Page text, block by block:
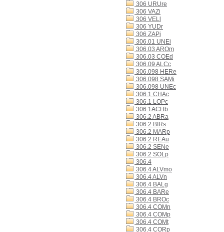
306 URUre
306 VAZi
306 VELl
306 YUDr
306 ZAPi
306.01 UNEi
306.03 AROm
306.03 COEd
306.09 ALCc
306.098 HERe
306.098 SAMi
306.098 UNEc
306.1 CHAc
306.1 LOPc
306.1ACHb
306.2 ABRa
306.2 BIRs
306.2 MARp
306.2 REAu
306.2 SENe
306.2 SOLp
306.4
306.4 ALVmo
306.4 ALVn
306.4 BALg
306.4 BARe
306.4 BROc
306.4 COMn
306.4 COMp
306.4 COMt
306.4 CORp